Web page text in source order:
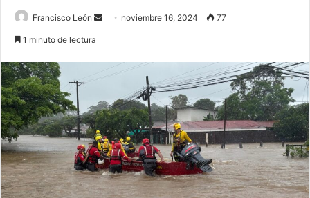
Francisco León
Send noviembre 16, 2024 77
1 minuto de lectura